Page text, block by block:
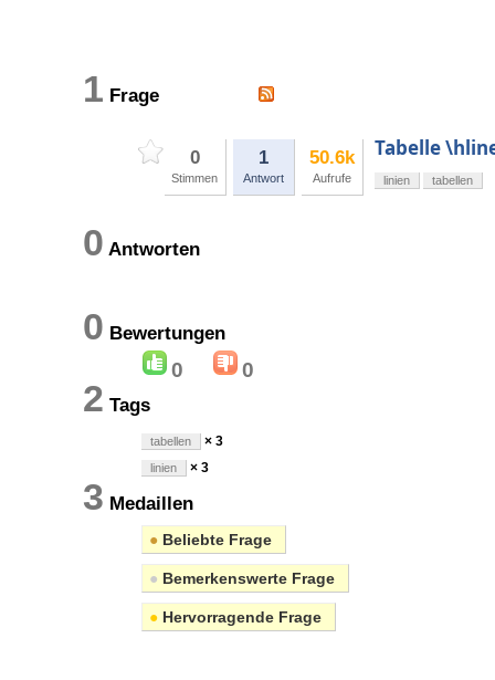
1 Frage
0
Stimmen
1
Antwort
50.6k
Aufrufe
Tabelle
linien tabellen
0 Antworten
0 Bewertungen
0 0
2 Tags
tabellen × 3
linien × 3
3 Medaillen
● Beliebte Frage
● Bemerkenswerte Frage
● Hervorragende Frage